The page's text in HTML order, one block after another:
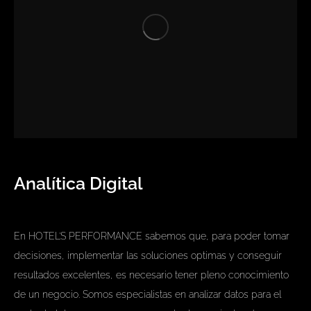
Analítica Digital
En HOTEL’S PERFORMANCE sabemos que, para poder tomar
decisiones, implementar las soluciones optimas y conseguir
resultados excelentes, es necesario tener pleno conocimiento
de un negocio. Somos especialistas en analizar datos para el